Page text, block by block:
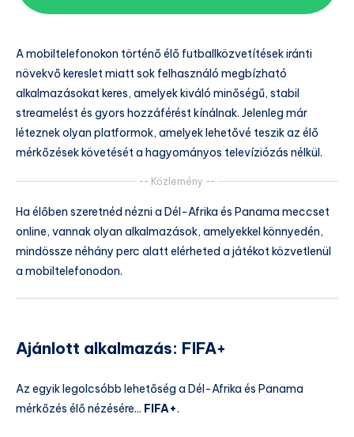
A mobiltelefonokon történő élő futballközvetítések iránti
növekvő kereslet miatt sok felhasználó megbízható
alkalmazásokat keres, amelyek kiváló minőségű, stabil
streamelést és gyors hozzáférést kínálnak. Jelenleg már
léteznek olyan platformok, amelyek lehetővé teszik az élő
mérkőzések követését a hagyományos televíziózás nélkül.
-- Közlemény --
Ha élőben szeretnéd nézni a Dél-Afrika és Panama meccset
online, vannak olyan alkalmazások, amelyekkel könnyedén,
mindössze néhány perc alatt elérheted a játékot közvetlenül
a mobiltelefonodon.
Ajánlott alkalmazás: FIFA+
Az egyik legolcsóbb lehetőség a Dél-Afrika és Panama
mérkőzés élő nézésére... FIFA+.